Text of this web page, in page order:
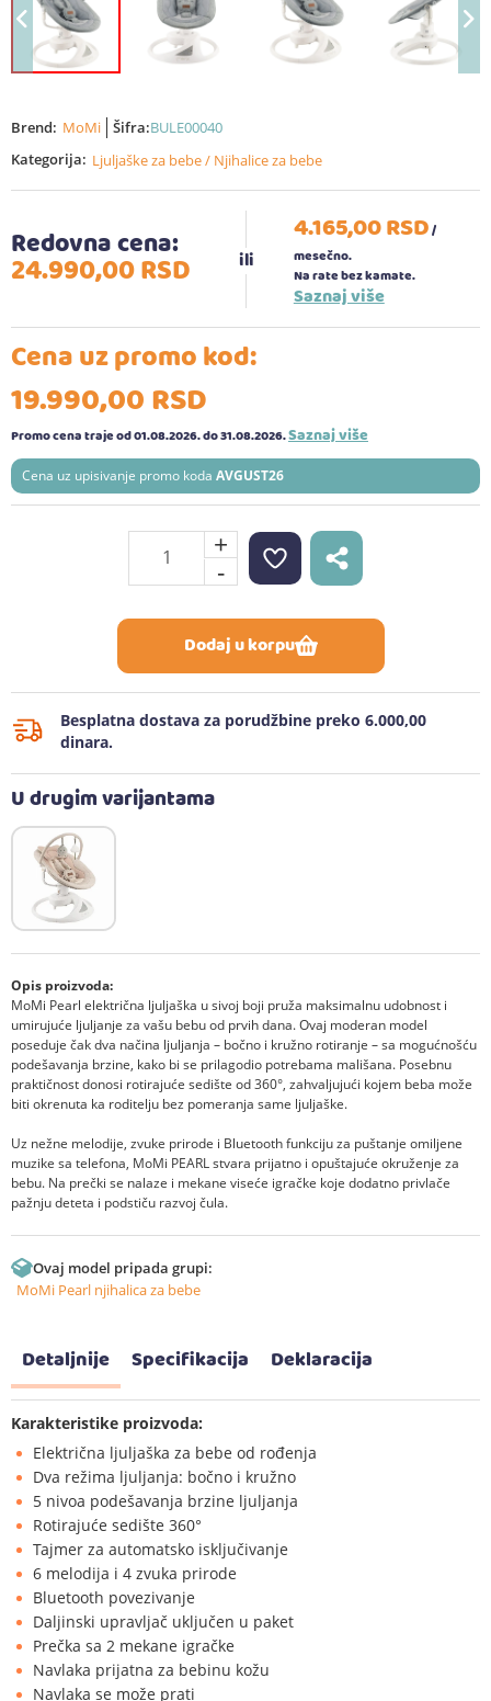
Brend: MoMi Šifra:BULE00040
Kategorija: Ljuljaške za bebe / Njihalice za bebe
Redovna cena:
24.990,00RSD
4.165,00RSD/
mesečno.
Na rate bez kamate.
Saznaj više
Cena uz promo kod:
19.990,00RSD
Promo cena traje od 01.08.2026.do 31.08.2026.Saznaj više
Cena uz upisivanje promo koda AVGUST26
+
-
Dodaj u korpu
Besplatna dostava za porudžbine preko 6.000,00
dinara.
U drugim varijantama
Opis proizvoda:
MoMi Pearl električna ljuljaška u sivoj boji pruža maksimalnu udobnost i
umirujuće ljuljanje za vašu bebu od prvih dana. Ovaj moderan model
poseduje čak dva načina ljuljanja – bočno i kružno rotiranje – sa mogućnošću
podešavanja brzine, kako bi se prilagodio potrebama mališana. Posebnu
praktičnost donosi rotirajuće sedište od 360°, zahvaljujući kojem beba može
biti okrenuta ka roditelju bez pomeranja same ljuljaške.
Uz nežne melodije, zvuke prirode i Bluetooth funkciju za puštanje omiljene
muzike sa telefona, MoMi PEARL stvara prijatno i opuštajuće okruženje za
bebu. Na prečki se nalaze i mekane viseće igračke koje dodatno privlače
pažnju deteta i podstiču razvoj čula.
Ovaj model pripada grupi:
MoMi Pearl njihalica za bebe
Detaljnije Specifikacija Deklaracija
Karakteristike proizvoda:
Električna ljuljaška za bebe od rođenja
Dva režima ljuljanja: bočno i kružno
5 nivoa podešavanja brzine ljuljanja
Rotirajuće sedište 360°
Tajmer za automatsko isključivanje
6 melodija i 4 zvuka prirode
Bluetooth povezivanje
Daljinski upravljač uključen u paket
Prečka sa 2 mekane igračke
Navlaka prijatna za bebinu kožu
Navlaka se može prati